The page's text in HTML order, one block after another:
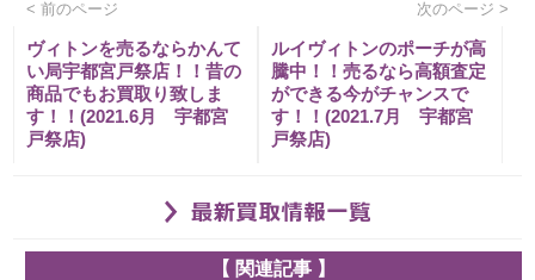
< 前のページ 次のページ >
ヴィトンを売るならかんて
い局宇都宮戸祭店！！昔の
商品でもお買取り致しま
す！！(2021.6月 宇都宮
戸祭店)
ルイヴィトンのポーチが高
騰中！！売るなら高額査定
ができる今がチャンスで
す！！(2021.7月 宇都宮
戸祭店)
【 関連記事 】